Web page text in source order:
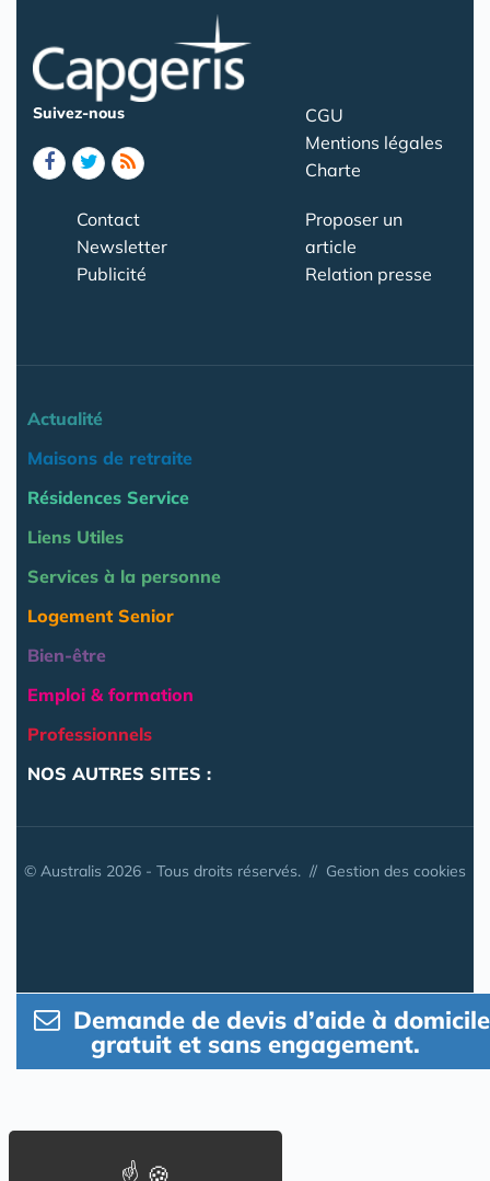
Suivez-nous
CGU
Mentions légales
Charte
Contact
Newsletter
Publicité
Proposer un
article
Relation presse
Actualité
Maisons de retraite
Résidences Service
Liens Utiles
Services à la personne
Logement Senior
Bien-être
Emploi & formation
Professionnels
NOS AUTRES SITES :
© Australis 2026 - Tous droits réservés. // Gestion des cookies
Demande de devis d’aide à domicile
gratuit et sans engagement.